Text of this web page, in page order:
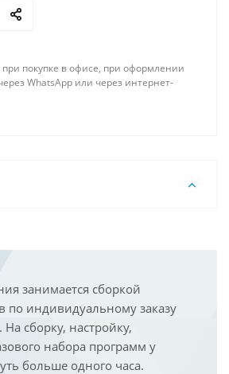
покупке в офисе, при оформлении
WhatsApp или через интернет-
занимается сборкой
по индивидуальному заказу
На сборку, настройку,
набора программ у
больше одного часа.